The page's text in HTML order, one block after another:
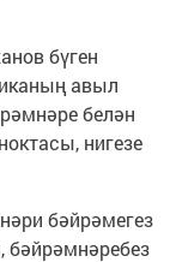
бүген
авыл
белән
нигезе
бәйрәмегез
бәйрәмнәребез